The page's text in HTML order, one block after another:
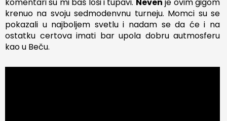
krenuo na svoju sedmodenvnu turneju. Momci su se
pokazali u najboljem svetlu i nadam se da će i na
ostatku certova imati bar upola dobru autmosferu
kao u Beču.